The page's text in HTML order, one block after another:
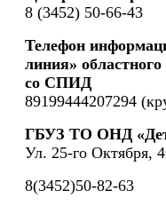
8 (3452) 50-66-43
Телефон
линия»
со СПИД
89199444207294
ГБУЗ ТО ОНД
Ул. 25-го Октября,
8(3452)50-82-63